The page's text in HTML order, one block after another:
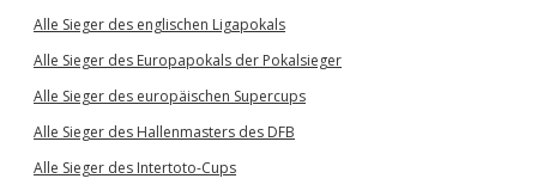
Alle Sieger des englischen Ligapokals
Alle Sieger des Europapokals der Pokalsieger
Alle Sieger des europäischen Supercups
Alle Sieger des Hallenmasters des DFB
Alle Sieger des Intertoto-Cups